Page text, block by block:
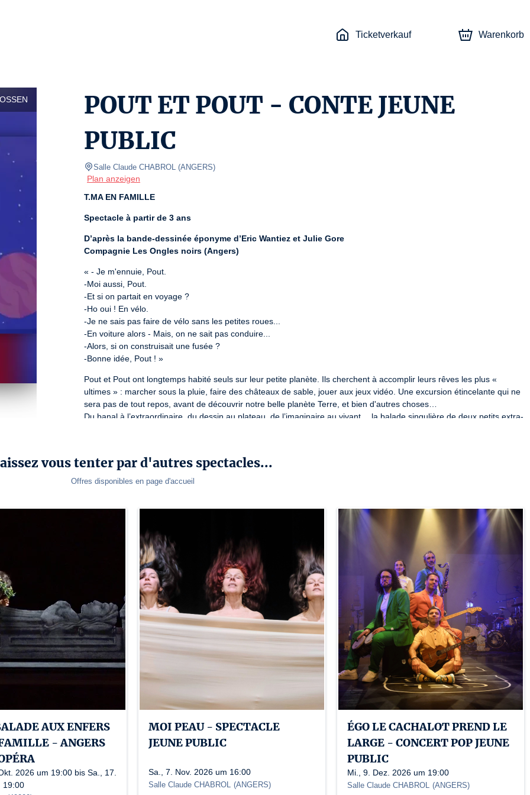
Ticketverkauf Warenkorb
POUT ET POUT - CONTE JEUNE
PUBLIC
Salle Claude CHABROL (ANGERS)
Plan anzeigen
T.MA EN FAMILLE
Spectacle à partir de 3 ans
D’après la bande-dessinée éponyme d’Eric Wantiez et Julie Gore
Compagnie Les Ongles noirs (Angers)
« - Je m'ennuie, Pout.
-Moi aussi, Pout.
-Et si on partait en voyage ?
-Ho oui ! En vélo.
-Je ne sais pas faire de vélo sans les petites roues...
-En voiture alors - Mais, on ne sait pas conduire...
-Alors, si on construisait une fusée ?
-Bonne idée, Pout ! »
Pout et Pout ont longtemps habité seuls sur leur petite planète. Ils cherchent à accomplir leurs rêves les plus «
ultimes » : marcher sous la pluie, faire des châteaux de sable, jouer aux jeux vidéo. Une excursion étincelante qui ne
sera pas de tout repos, avant de découvrir notre belle planète Terre, et bien d'autres choses…
Du banal à l’extraordinaire, du dessin au plateau, de l’imaginaire au vivant… la balade singulière de deux petits extra-
Durée : 30 minutes
Dans le cas de tarifs réduits, un justificatif pourra être demandé lors du contrôle d'accès à la salle. En
spectateur s’acquitte du plein tarif.
Lizenznummer: 1-000905 /1-000902 /1-000906 /2-001765 /3-001764
vous tenter par d'autres spectacles...
Offres disponibles en page d'accueil
AUX ENFERS
- ANGERS
2026 um 19:00 bis Sa., 17.
19:00
MOI PEAU - SPECTACLE
JEUNE PUBLIC
Sa., 7. Nov. 2026 um 16:00
Salle Claude CHABROL (ANGERS)
ÉGO LE CACHALOT PREND LE
LARGE - CONCERT POP JEUNE
PUBLIC
Mi., 9. Dez. 2026 um 19:00
Salle Claude CHABROL (ANGERS)